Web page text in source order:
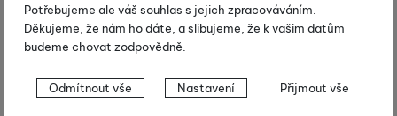
Potřebujeme ale váš souhlas s jejich zpracováváním.
Děkujeme, že nám ho dáte, a slibujeme, že k vašim datům
budeme chovat zodpovědně.
Nastavení souhlasů s kategoriemi
cookies
Odmítnout vše Nastavení Přijmout vše
Fotografie